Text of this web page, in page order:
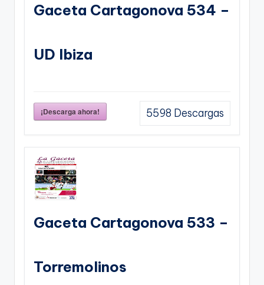
Gaceta Cartagonova 534 –
UD Ibiza
¡Descarga ahora! 5598 Descargas
Gaceta Cartagonova 533 –
Torremolinos